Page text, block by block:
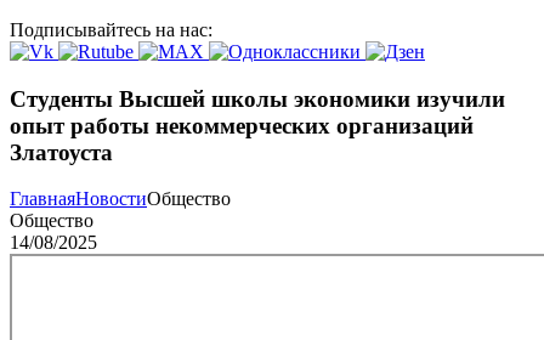
Подписывайтесь на нас:
Студенты Высшей школы экономики изучили
опыт работы некоммерческих организаций
Златоуста
ГлавнаяНовостиОбщество
Общество
14/08/2025